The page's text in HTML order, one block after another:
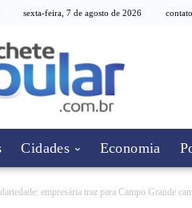
sexta-feira, 7 de agosto de 2026
Cidades Economia
empresária traz para Campo Grande